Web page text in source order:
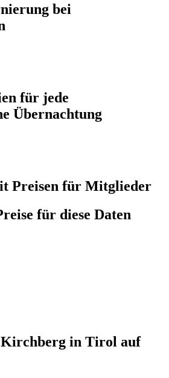
bei
für jede
Übernachtung
Preisen für Mitglieder
für diese Daten
Kirchberg in Tirol auf